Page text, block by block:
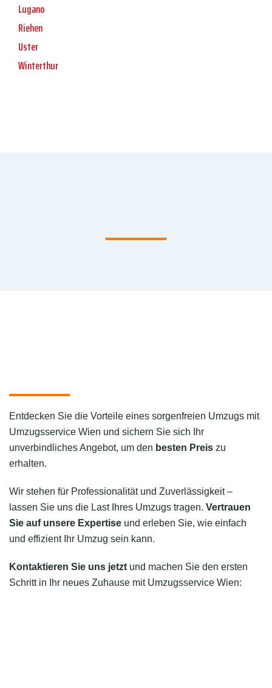
Lugano
Riehen
Uster
Winterthur
Entdecken Sie die Vorteile eines sorgenfreien Umzugs mit
Umzugsservice Wien und sichern Sie sich Ihr
unverbindliches Angebot, um den besten Preis zu
erhalten.
Wir stehen für Professionalität und Zuverlässigkeit –
lassen Sie uns die Last Ihres Umzugs tragen. Vertrauen
Sie auf unsere Expertise und erleben Sie, wie einfach
und effizient Ihr Umzug sein kann.
Kontaktieren Sie uns jetzt und machen Sie den ersten
Schritt in Ihr neues Zuhause mit Umzugsservice Wien: